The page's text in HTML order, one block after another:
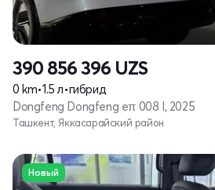
390 856 396 UZS
0 km•1.5 л•гибрид
Dongfeng Dongfeng eπ 008 I, 2025
Ташкент, Яккасарайский район
Новый